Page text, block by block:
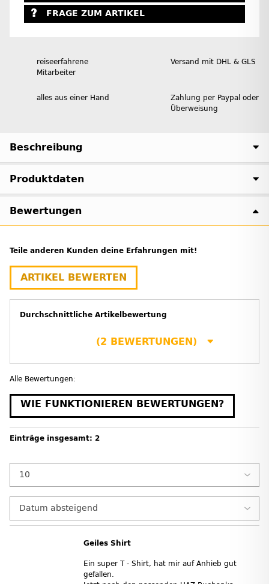
FRAGE ZUM ARTIKEL
reiseerfahrene
Mitarbeiter
Versand mit DHL & GLS
alles aus einer Hand
Zahlung per Paypal oder
Überweisung
Beschreibung
Produktdaten
Bewertungen
Durchschnittliche Artikelbewertung
(2 BEWERTUNGEN)
Teile anderen Kunden deine Erfahrungen mit!
ARTIKEL BEWERTEN
Alle Bewertungen:
WIE FUNKTIONIEREN BEWERTUNGEN?
Einträge insgesamt: 2
Geiles Shirt
Ein super T - Shirt, hat mir auf Anhieb gut
gefallen.